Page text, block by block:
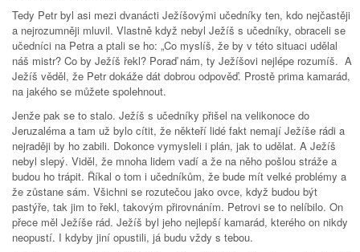
Tedy Petr byl asi mezi dvanácti Ježíšovými učedníky ten, kdo nejčastěji
a nejrozumněji mluvil. Vlastně když nebyl Ježíš s učedníky, obraceli se
učedníci na Petra a ptali se ho: „Co myslíš, že by v této situaci udělal
náš mistr? Co by Ježíš řekl? Poraď nám, ty Ježíšovi nejlépe rozumíš. A
Ježíš věděl, že Petr dokáže dát dobrou odpověď. Prostě prima kamarád,
na jakého se můžete spolehnout.
Jenže pak se to stalo. Ježíš s učedníky přišel na velikonoce do
Jeruzaléma a tam už bylo cítit, že někteří lidé fakt nemají Ježíše rádi a
nejraději by ho zabili. Dokonce vymysleli i plán, jak to udělat. A Ježíš
nebyl slepý. Viděl, že mnoha lidem vadí a že na něho pošlou stráže a
budou ho trápit. Říkal o tom i učedníkům, že bude mít velké problémy a
že zůstane sám. Všichni se rozutečou jako ovce, když budou být
pastýře, tak jim to řekl, takovým přirovnáním. Petrovi se to nelíbilo. On
přece měl Ježíše rád. Ježíš byl jeho nejlepší kamarád, kterého on nikdy
neopustí. I kdyby jiní opustili, já budu vždy s tebou.